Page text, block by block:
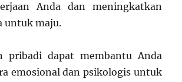
Anda dan meningkatkan
untuk maju.
pribadi dapat membantu Anda
emosional dan psikologis untuk